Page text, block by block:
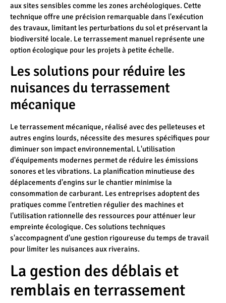
aux sites sensibles comme les zones archéologiques. Cette
technique offre une précision remarquable dans l'exécution
des travaux, limitant les perturbations du sol et préservant la
biodiversité locale. Le terrassement manuel représente une
option écologique pour les projets à petite échelle.
Les solutions pour réduire les
nuisances du terrassement
mécanique
Le terrassement mécanique, réalisé avec des pelleteuses et
autres engins lourds, nécessite des mesures spécifiques pour
diminuer son impact environnemental. L'utilisation
d'équipements modernes permet de réduire les émissions
sonores et les vibrations. La planification minutieuse des
déplacements d'engins sur le chantier minimise la
consommation de carburant. Les entreprises adoptent des
pratiques comme l'entretien régulier des machines et
l'utilisation rationnelle des ressources pour atténuer leur
empreinte écologique. Ces solutions techniques
s'accompagnent d'une gestion rigoureuse du temps de travail
pour limiter les nuisances aux riverains.
La gestion des déblais et
remblais en terrassement